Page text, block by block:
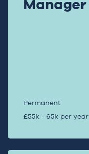
Manager
Permanent
£55k - 65k per year